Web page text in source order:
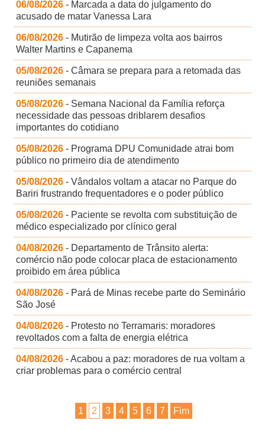
06/08/2026 - Marcada a data do julgamento do
acusado de matar Vanessa Lara
06/08/2026 - Mutirão de limpeza volta aos bairros
Walter Martins e Capanema
05/08/2026 - Câmara se prepara para a retomada das
reuniões semanais
05/08/2026 - Semana Nacional da Família reforça
necessidade das pessoas driblarem desafios
importantes do cotidiano
05/08/2026 - Programa DPU Comunidade atrai bom
público no primeiro dia de atendimento
05/08/2026 - Vândalos voltam a atacar no Parque do
Bariri frustrando frequentadores e o poder público
05/08/2026 - Paciente se revolta com substituição de
médico especializado por clínico geral
04/08/2026 - Departamento de Trânsito alerta:
comércio não pode colocar placa de estacionamento
proibido em área pública
04/08/2026 - Pará de Minas recebe parte do Seminário
São José
04/08/2026 - Protesto no Terramaris: moradores
revoltados com a falta de energia elétrica
04/08/2026 - Acabou a paz: moradores de rua voltam a
criar problemas para o comércio central
1 2 3 4 5 6 7 Fim